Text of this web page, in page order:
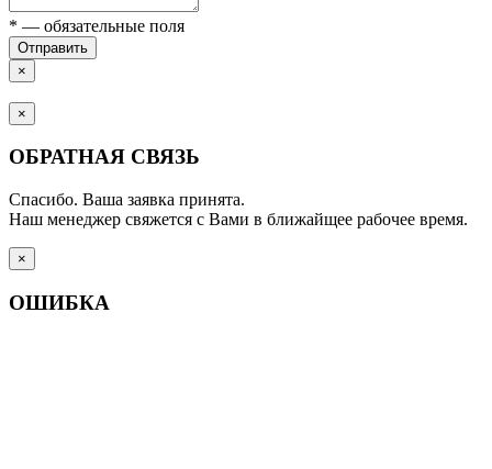
* — обязательные поля
Отправить
×
×
ОБРАТНАЯ СВЯЗЬ
Спасибо. Ваша заявка принята.
Наш менеджер свяжется с Вами в ближайщее рабочее время.
×
ОШИБКА